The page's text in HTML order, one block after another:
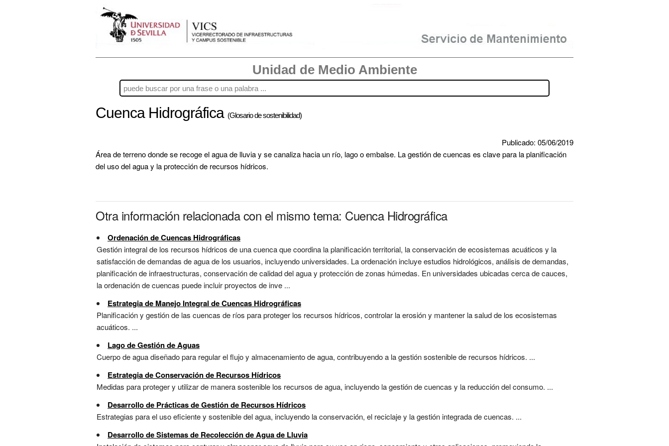
Unidad de Medio Ambiente
Cuenca Hidrográfica (Glosario de sostenibilidad)
Publicado: 05/06/2019
Área de terreno donde se recoge el agua de lluvia y se canaliza hacia un río, lago o embalse. La gestión de cuencas es clave para la planificación
del uso del agua y la protección de recursos hídricos.
Otra información relacionada con el mismo tema: Cuenca Hidrográfica
Ordenación de Cuencas Hidrográficas
Gestión integral de los recursos hídricos de una cuenca que coordina la planificación territorial, la conservación de ecosistemas acuáticos y la
satisfacción de demandas de agua de los usuarios, incluyendo universidades. La ordenación incluye estudios hidrológicos, análisis de demandas,
planificación de infraestructuras, conservación de calidad del agua y protección de zonas húmedas. En universidades ubicadas cerca de cauces,
la ordenación de cuencas puede incluir proyectos de inve ...
Estrategia de Manejo Integral de Cuencas Hidrográficas
Planificación y gestión de las cuencas de ríos para proteger los recursos hídricos, controlar la erosión y mantener la salud de los ecosistemas
acuáticos. ...
Lago de Gestión de Aguas
Cuerpo de agua diseñado para regular el flujo y almacenamiento de agua, contribuyendo a la gestión sostenible de recursos hídricos. ...
Estrategia de Conservación de Recursos Hídricos
Medidas para proteger y utilizar de manera sostenible los recursos de agua, incluyendo la gestión de cuencas y la reducción del consumo. ...
Desarrollo de Prácticas de Gestión de Recursos Hídricos
Estrategias para el uso eficiente y sostenible del agua, incluyendo la conservación, el reciclaje y la gestión integrada de cuencas. ...
Desarrollo de Sistemas de Recolección de Agua de Lluvia